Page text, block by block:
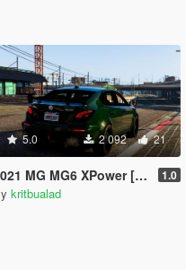
5.0 2 092 21
MG MG6 XPower [Add-On | Extra] 1.0
kritbualad